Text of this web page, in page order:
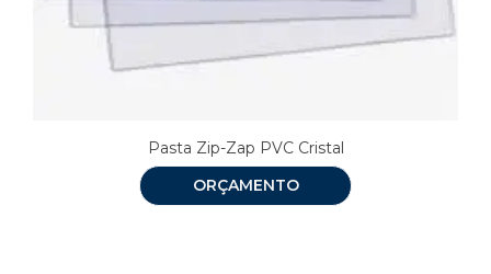
Pasta Zip-Zap PVC Cristal
ORÇAMENTO